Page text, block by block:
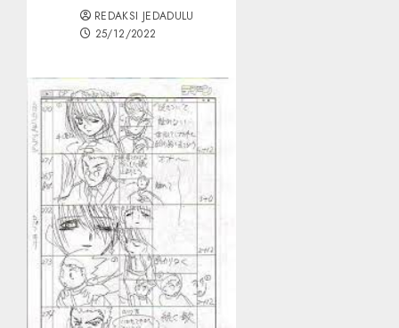
REDAKSI JEDADULU
25/12/2022